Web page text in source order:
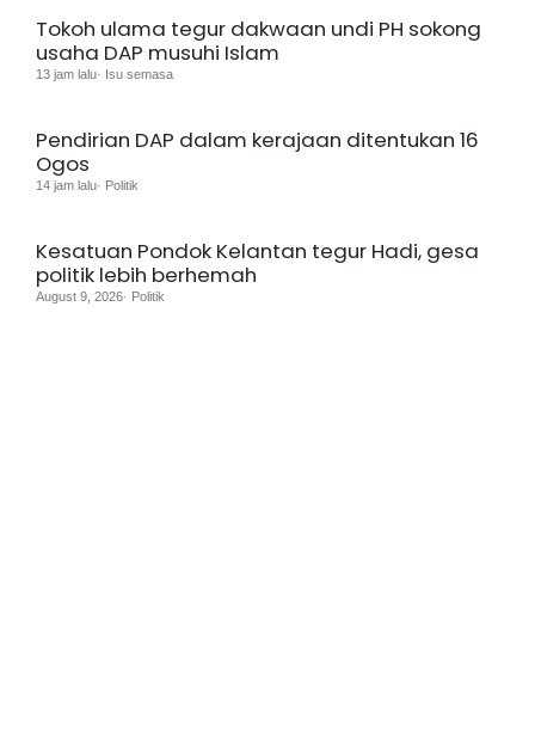
Tokoh ulama tegur dakwaan undi PH sokong
usaha DAP musuhi Islam
13 jam lalu· Isu semasa
Pendirian DAP dalam kerajaan ditentukan 16
Ogos
14 jam lalu· Politik
Kesatuan Pondok Kelantan tegur Hadi, gesa
politik lebih berhemah
August 9, 2026· Politik